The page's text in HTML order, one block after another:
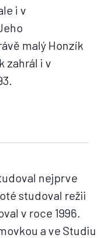
i v
malý Honzík
zahrál i v
nejprve
studoval režii
v roce 1996.
a ve Studiu